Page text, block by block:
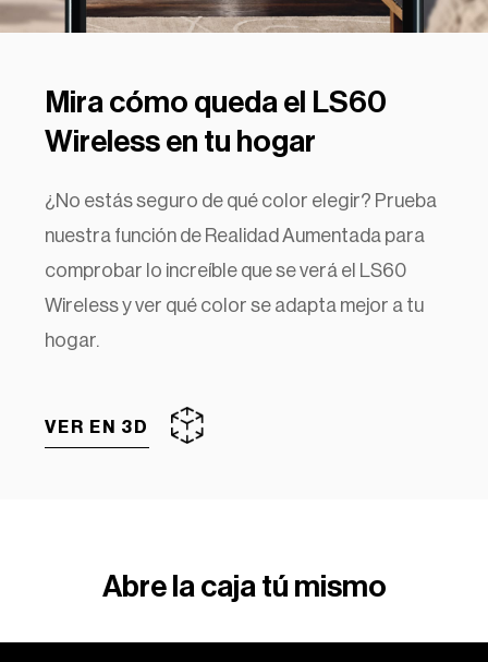
Mira cómo queda el LS60
Wireless en tu hogar
¿No estás seguro de qué color elegir? Prueba
nuestra función de Realidad Aumentada para
comprobar lo increíble que se verá el LS60
Wireless y ver qué color se adapta mejor a tu
hogar.
VER EN 3D
Abre la caja tú mismo